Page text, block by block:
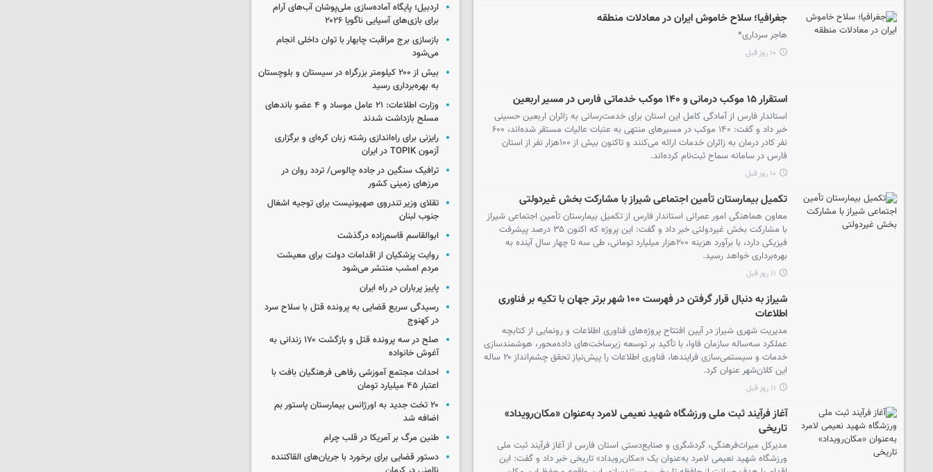
جغرافیا؛ سلاح خاموش ایران در معادلات منطقه
هاجر سرداری*
۱۰ روز قبل
استقرار ۱۵ موکب درمانی و ۱۴۰ موکب خدماتی فارس در مسیر اربعین
استاندار فارس از آمادگی کامل این استان برای خدمت‌رسانی به زائران اربعین حسینی
خبر داد و گفت: ۱۴۰ موکب در مسیرهای منتهی به عتبات عالیات مستقر شده‌اند، ۶۰۰
نفر کادر درمان به زائران خدمات ارائه می‌کنند و تاکنون بیش از ۱۰۰هزار نفر از استان
فارس در سامانه سماح ثبت‌نام کرده‌اند.
۱۰ روز قبل
تکمیل بیمارستان تأمین اجتماعی شیراز با مشارکت بخش غیردولتی
معاون هماهنگی امور عمرانی استاندار فارس از تکمیل بیمارستان تأمین اجتماعی شیراز
با مشارکت بخش غیردولتی خبر داد و گفت: این پروژه که اکنون ۳۵ درصد پیشرفت
فیزیکی دارد، با برآورد هزینه ۲۰۰هزار میلیارد تومانی، طی سه تا چهار سال آینده به
بهره‌برداری خواهد رسید.
۱۱ روز قبل
شیراز به دنبال قرار گرفتن در فهرست ۱۰۰ شهر برتر جهان با تکیه بر فناوری
اطلاعات
مدیریت شهری شیراز در آیین افتتاح پروژه‌های فناوری اطلاعات و رونمایی از کتابچه
عملکرد سه‌ساله سازمان فاوا، با تأکید بر توسعه زیرساخت‌های داده‌محور، هوشمندسازی
خدمات و سیستمی‌سازی فرایندها، فناوری اطلاعات را پیش‌نیاز تحقق چشم‌انداز ۲۰ ساله
این کلان‌شهر عنوان کرد.
۱۱ روز قبل
آغاز فرآیند ثبت ملی ورزشگاه شهید نعیمی لامرد به‌عنوان «مکان‌رویداد»
تاریخی
مدیرکل میراث‌فرهنگی، گردشگری و صنایع‌دستی استان فارس از آغاز فرآیند ثبت ملی
ورزشگاه شهید نعیمی لامرد به‌عنوان یک «مکان‌رویداد» تاریخی خبر داد و گفت: این
اردبیل؛ پایگاه آماده‌سازی ملی‌پوشان آب‌های آرام
برای بازی‌های آسیایی ناگویا ۲۰۲۶
بازسازی برج مراقبت چابهار با توان داخلی انجام
می‌شود
بیش از ۲۰۰ کیلومتر بزرگراه در سیستان و بلوچستان
به بهره‌برداری رسید
وزارت اطلاعات: ۲۱ عامل موساد و ۴ عضو باندهای
مسلح بازداشت شدند
رایزنی برای راه‌اندازی رشته زبان کره‌ای و برگزاری
آزمون TOPIK در ایران
ترافیک سنگین در جاده چالوس/ تردد روان در
مرزهای زمینی کشور
تقلای وزیر تندروی صهیونیست برای توجیه اشغال
جنوب لبنان
ابوالقاسم قاسم‌زاده درگذشت
روایت پزشکیان از اقدامات دولت برای معیشت
مردم امشب منتشر می‌شود
پاییز پرباران در راه ایران
رسیدگی سریع قضایی به پرونده قتل با سلاح سرد
در کهنوج
صلح در سه پرونده قتل و بازگشت ۱۷۰ زندانی به
آغوش خانواده
احداث مجتمع آموزشی رفاهی فرهنگیان بافت با
اعتبار ۴۵ میلیارد تومان
۲۰ تخت جدید به اورژانس بیمارستان پاستور بم
اضافه شد
طنین مرگ بر آمریکا در قلب چرام
دستور قضایی برای برخورد با جریان‌های القاکننده